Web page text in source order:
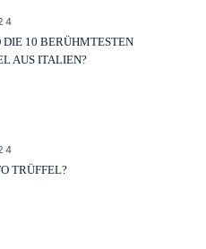
DIE 10 BERÜHMTESTEN
AUS ITALIEN?
TRÜFFEL?